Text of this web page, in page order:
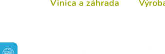
Vinica a záhrada